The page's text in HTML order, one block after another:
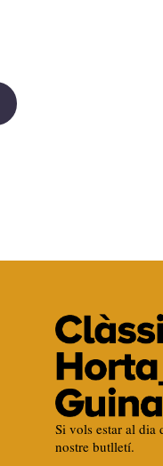
Si vols estar al dia
nostre butlletí.